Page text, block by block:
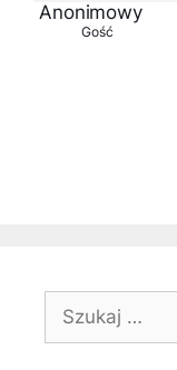
Anonimowy
Gość
Szukaj: